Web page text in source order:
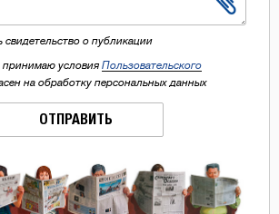
свидетельство о публикации
условия Пользовательского
на обработку персональных данных
ОТПРАВИТЬ